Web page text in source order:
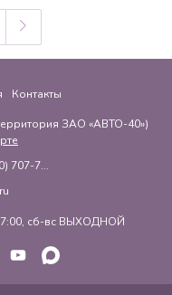
Контакты
ЗАО «АВТО-40»)
707-7...
сб-вс ВЫХОДНОЙ